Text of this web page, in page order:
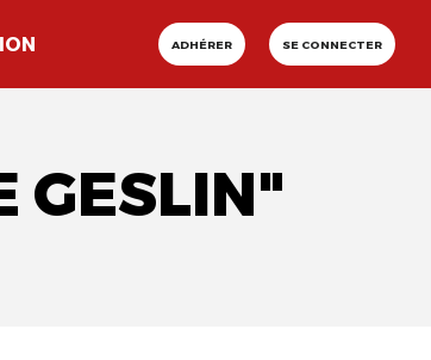
ADHÉRER SE CONNECTER
GESLIN"